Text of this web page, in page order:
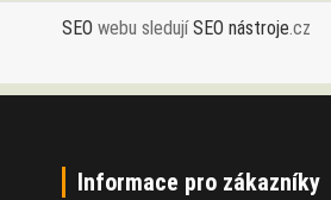
SEO webu sledujíSEO nástroje.cz
Informace pro zákazníky